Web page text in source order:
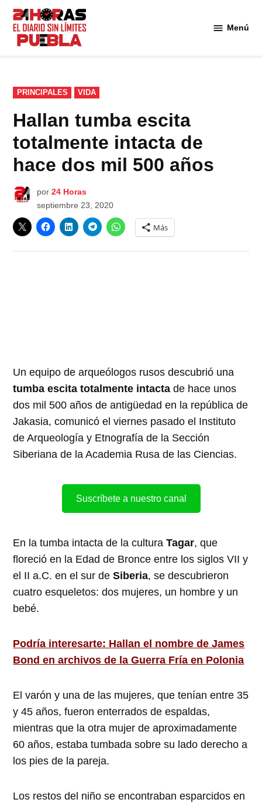
Saltar
contenido
Menú
PUBLICADO
EN
PRINCIPALES VIDA
Hallan tumba escita
totalmente intacta de
hace dos mil 500 años
por 24 Horas
septiembre 23, 2020
Más
Un equipo de arqueólogos rusos descubrió una
tumba escita totalmente intacta de hace unos
dos mil 500 años de antigüedad en la república de
Jakasia, comunicó el viernes pasado el Instituto
de Arqueología y Etnografía de la Sección
Siberiana de la Academia Rusa de las Ciencias.
Suscríbete a nuestro canal
En la tumba intacta de la cultura Tagar, que
floreció en la Edad de Bronce entre los siglos VII y
el II a.C. en el sur deSiberia, se descubrieron
cuatro esqueletos: dos mujeres, un hombre y un
bebé.
Podría interesarte: Hallan el nombre de James
Bond en archivos de la Guerra Fría en Polonia
El varón y una de las mujeres, que tenían entre 35
y 45 años, fueron enterrados de espaldas,
mientras que la otra mujer de aproximadamente
60 años, estaba tumbada sobre su lado derecho a
los pies de la pareja.
Los restos del niño se encontraban esparcidos en